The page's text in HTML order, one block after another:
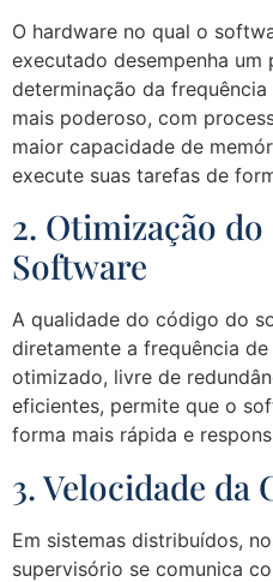
O hardware no qual o
executado desempenha um
determinação da
mais poderoso, com
maior capacidade de
execute suas tarefas de
2. Otimização
Software
A qualidade do código do
diretamente a frequência
otimizado, livre de
eficientes, permite que o
forma mais rápida e
3. Velocidade da
Em sistemas distribuídos,
supervisório se comunica